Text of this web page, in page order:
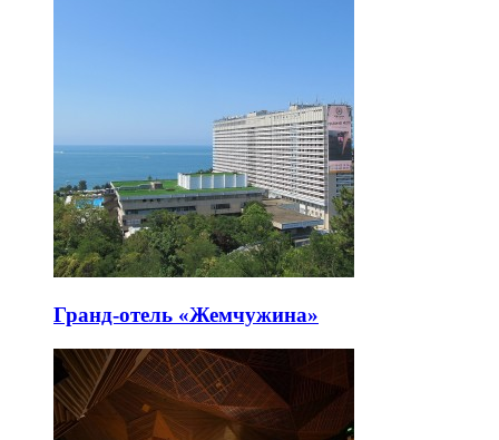
Гранд-отель «Жемчужина»